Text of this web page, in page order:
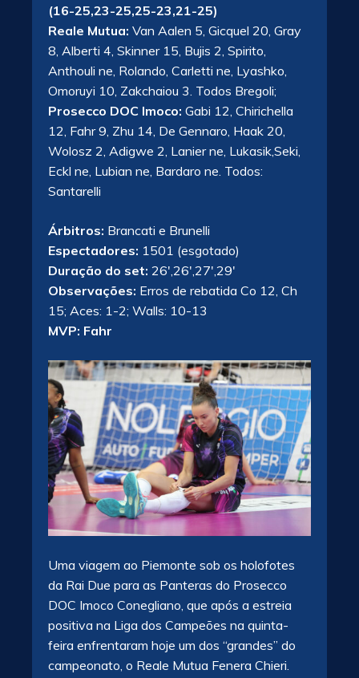
(16-25,23-25,25-23,21-25)
Reale Mutua: Van Aalen 5, Gicquel 20, Gray
8, Alberti 4, Skinner 15, Bujis 2, Spirito,
Anthouli ne, Rolando, Carletti ne, Lyashko,
Omoruyi 10, Zakchaiou 3. Todos Bregoli;
Prosecco DOC Imoco: Gabi 12, Chirichella
12, Fahr 9, Zhu 14, De Gennaro, Haak 20,
Wolosz 2, Adigwe 2, Lanier ne, Lukasik,Seki,
Eckl ne, Lubian ne, Bardaro ne. Todos:
Santarelli
Árbitros: Brancati e Brunelli
Espectadores: 1501 (esgotado)
Duração do set: 26′,26′,27′,29′
Observações: Erros de rebatida Co 12, Ch
15; Aces: 1-2; Walls: 10-13
MVP: Fahr
Uma viagem ao Piemonte sob os holofotes
da Rai Due para as Panteras do Prosecco
DOC Imoco Conegliano, que após a estreia
positiva na Liga dos Campeões na quinta-
feira enfrentaram hoje um dos “grandes” do
campeonato, o Reale Mutua Fenera Chieri.